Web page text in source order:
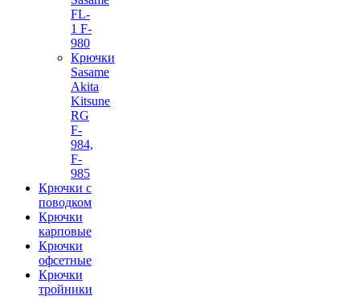
FL-
1 F-
980
Крючки
Sasame
Akita
Kitsune
RG
F-
984,
F-
985
Крючки с
поводком
Крючки
карповые
Крючки
офсетные
Крючки
тройники